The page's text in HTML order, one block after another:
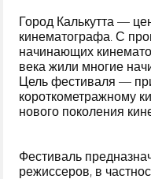
Город Калькутта —
кинематографа. С
начинающих
века жили многие
Цель фестиваля —
короткометражному
нового поколения
Фестиваль
режиссеров, в